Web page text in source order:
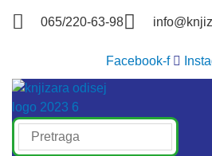
065/220-63-98
Facebook-f